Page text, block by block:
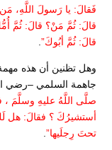
فَقالَ: يا رَسولَ اللَّهِ،
قالَ:ثُمَّ مَنْ؟ قالَ:ثُمَّ
قالَ:ثُمَّ أبُوكَ”
وهل تظنين أن هذه
جاهمة السلمي –رضي
صلَّى اللَّهُ عليهِ وسلَّمَ ،
أستشيرُكَ ؟ فقالَ: هل
تحتَ رِجلَيها”